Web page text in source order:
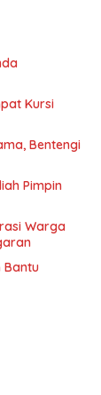
Kursi
Bentengi
Pimpin
Warga
Bantu